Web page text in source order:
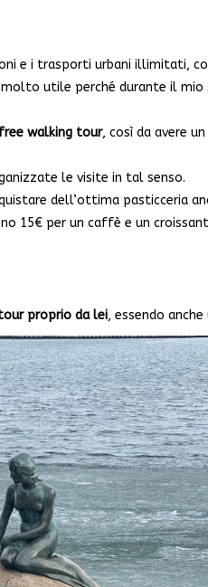
e i trasporti urbani illimitati,
utile perché durante il
walking tour, così da avere
le visite in tal senso.
dell’ottima pasticceria
15€ per un caffè e un
proprio da lei, essendo